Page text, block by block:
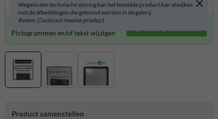
Wegens een technische storing kan het bestelde product kan afwijken
met de afbeeldingen die getoond worden in de galerij.
Reden: Could not resolve product
Verkeersbord zelf aanpassen?
Pictogrammen en/of tekst wijzigen
Ontwerp aanpassen
Product samenstellen